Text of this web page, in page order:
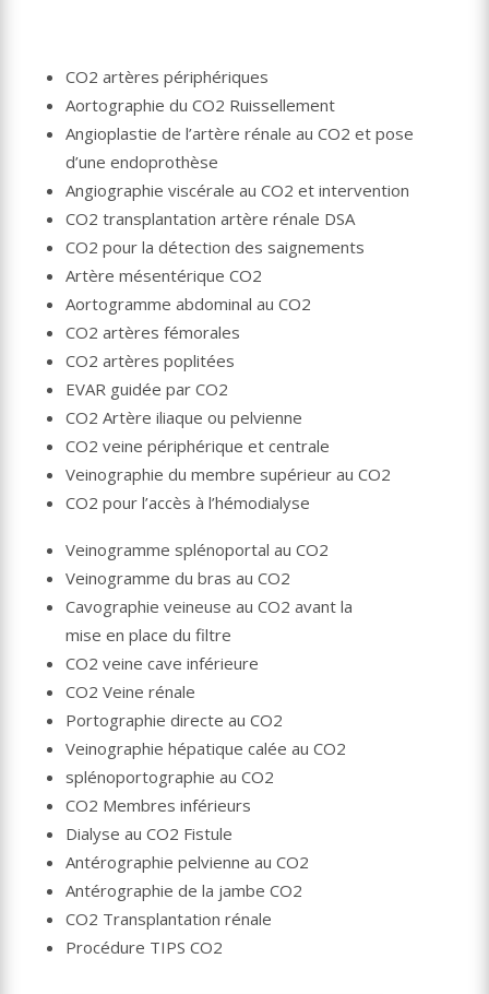
CO2 artères périphériques
Aortographie du CO2 Ruissellement
Angioplastie de l’artère rénale au CO2 et pose
d’une endoprothèse
Angiographie viscérale au CO2 et intervention
CO2 transplantation artère rénale DSA
CO2 pour la détection des saignements
Artère mésentérique CO2
Aortogramme abdominal au CO2
CO2 artères fémorales
CO2 artères poplitées
EVAR guidée par CO2
CO2 Artère iliaque ou pelvienne
CO2 veine périphérique et centrale
Veinographie du membre supérieur au CO2
CO2 pour l’accès à l’hémodialyse
Veinogramme splénoportal au CO2
Veinogramme du bras au CO2
Cavographie veineuse au CO2 avant la
mise en place du filtre
CO2 veine cave inférieure
CO2 Veine rénale
Portographie directe au CO2
Veinographie hépatique calée au CO2
splénoportographie au CO2
CO2 Membres inférieurs
Dialyse au CO2 Fistule
Antérographie pelvienne au CO2
Antérographie de la jambe CO2
CO2 Transplantation rénale
Procédure TIPS CO2